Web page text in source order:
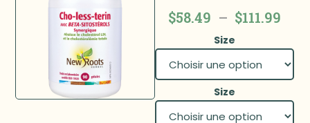
$58.49 – $111.99
Size
Size